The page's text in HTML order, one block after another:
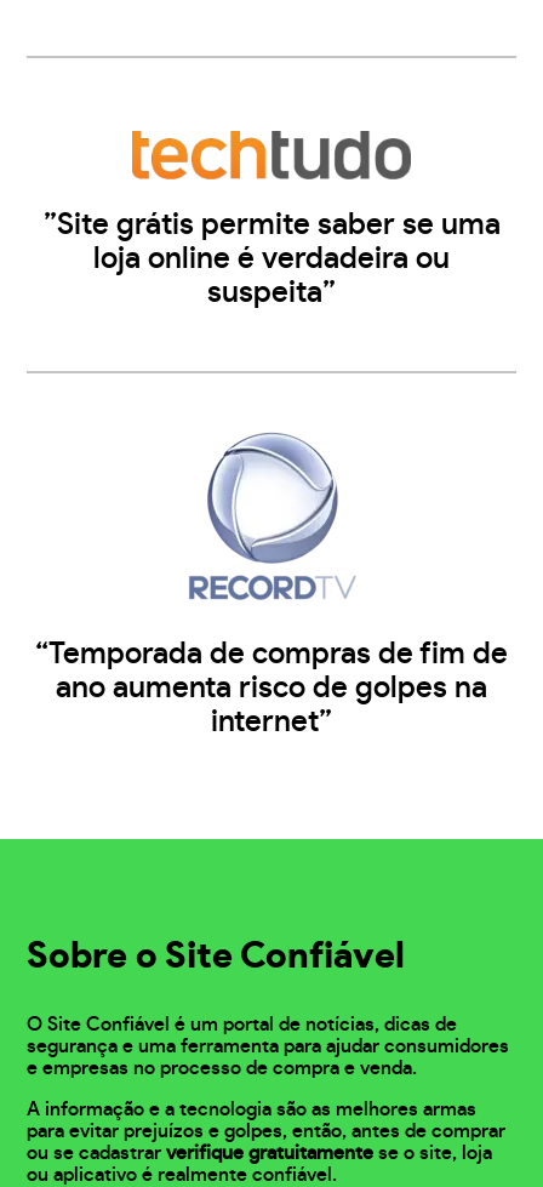
”Site grátis permite saber se uma
loja online é verdadeira ou
suspeita”
“Temporada de compras de fim de
ano aumenta risco de golpes na
internet”
Sobre o Site Confiável
O Site Confiável é um portal de notícias, dicas de
segurança e uma ferramenta para ajudar consumidores
e empresas no processo de compra e venda.
A informação e a tecnologia são as melhores armas
para evitar prejuízos e golpes, então, antes de comprar
ou se cadastrarverifique gratuitamente se o site, loja
ou aplicativo é realmente confiável.